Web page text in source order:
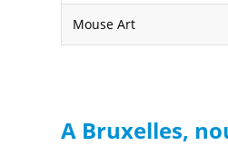
Mouse Art
A Bruxelles,